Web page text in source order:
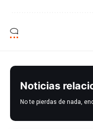
Noticias
No te pierdas de nada,